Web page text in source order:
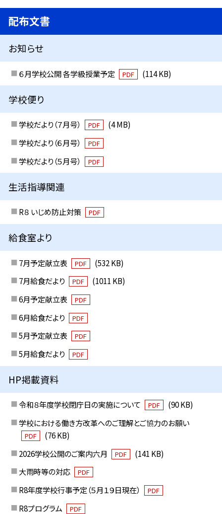
配布文書
お知らせ
６月学校公開 各学級授業予定 PDF (114 KB)
学校便り
学校だより（７月号） PDF
(4 MB)
学校だより（６月号）
PDF
学校だより（５月号） PDF
生活指導関連
R８ いじめ防止対策 PDF
給食室より
7月予定献立表 PDF
(532 KB)
7月給食だより
PDF
(1011 KB)
6月予定献立表
PDF
6月給食だより PDF
5月予定献立表 PDF
5月給食だより PDF
HP掲載資料
令和８年度学校閉庁日の実施について PDF
(90 KB)
学校における働き方改革へのご理解とご協力のお願い
PDF
(76 KB)
2026学校公開のご案内六月
PDF
(141 KB)
大雨時等の対応
PDF
R8年度学校行事予定（５月１９日現在） PDF
R8プログラム PDF